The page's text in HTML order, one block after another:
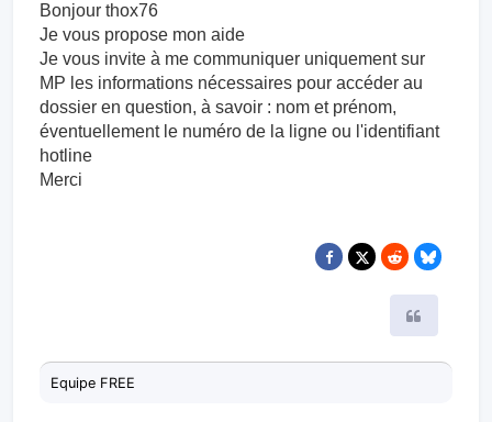
Bonjour thox76
Je vous propose mon aide
Je vous invite à me communiquer uniquement sur
MP les information​s nécessaires pour accéder au
dossier en question, à savoir : nom et prénom,
éventuellement le numéro de la ligne ou l'identifiant
hotline
Merci
Equipe FREE